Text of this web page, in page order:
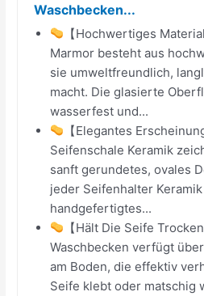
Waschbecken...
【Hochwertiges
Marmor besteht aus
sie umweltfreundlich,
macht. Die glasierte
wasserfest und...
【Elegantes
Seifenschale Keramik
sanft gerundetes, ovales
jeder Seifenhalter
handgefertigtes...
【Hält Die Seife
Waschbecken verfügt
am Boden, die effektiv
Seife klebt oder matschig